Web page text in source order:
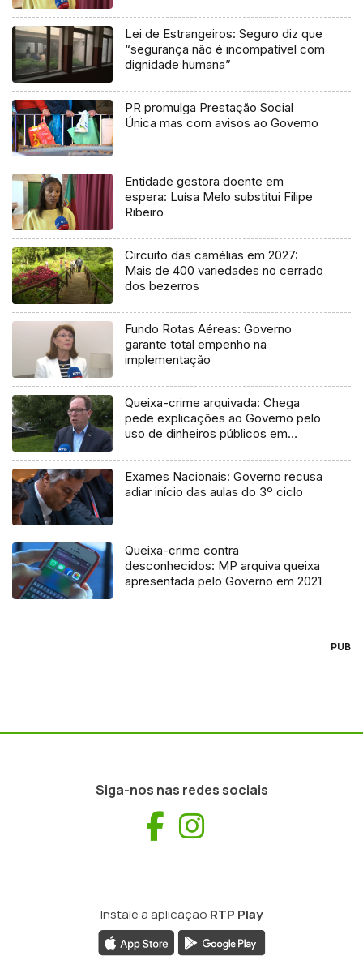
Lei de Estrangeiros: Seguro diz que
“segurança não é incompatível com
dignidade humana”
PR promulga Prestação Social
Única mas com avisos ao Governo
Entidade gestora doente em
espera: Luísa Melo substitui Filipe
Ribeiro
Circuito das camélias em 2027:
Mais de 400 variedades no cerrado
dos bezerros
Fundo Rotas Aéreas: Governo
garante total empenho na
implementação
Queixa-crime arquivada: Chega
pede explicações ao Governo pelo
uso de dinheiros públicos em
Exames Nacionais: Governo recusa
adiar início das aulas do 3º ciclo
Queixa-crime contra
desconhecidos: MP arquiva queixa
apresentada pelo Governo em 2021
PUB
Siga-nos nas redes sociais
Facebook
Instale a aplicação RTP Play